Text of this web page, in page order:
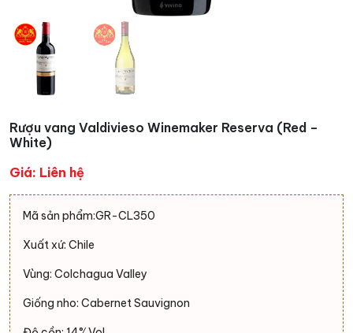
Rượu vang Valdivieso Winemaker Reserva (Red –
White)
Giá: Liên hệ
Mã sản phẩm:GR-CL350
Xuất xứ: Chile
Vùng: Colchagua Valley
Giống nho: Cabernet Sauvignon